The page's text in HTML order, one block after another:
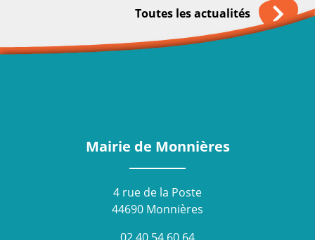
Toutes les actualités
Mairie de Monnières
4 rue de la Poste
44690 Monnières